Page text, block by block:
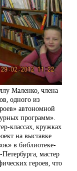
Маленко, члена
одного из
автономной
программ».
классах, кружках
на выставке
в библиотеке-
мастер
героев, что